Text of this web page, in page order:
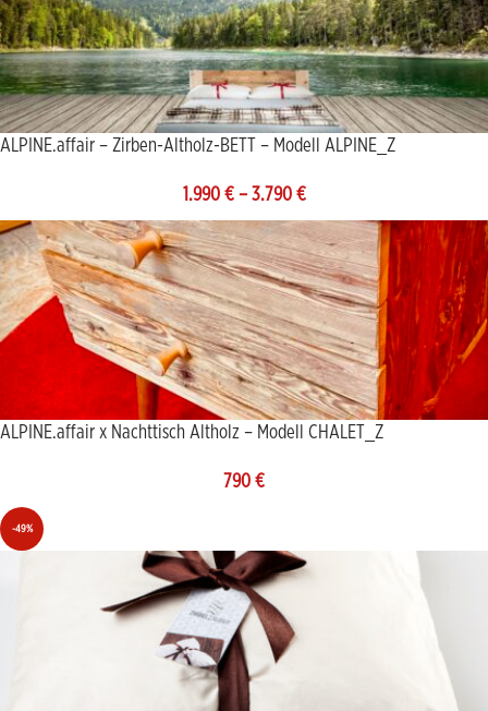
ALPINE.affair – Zirben-Altholz-BETT – Modell ALPINE_Z
1.990 €– 3.790 €
ALPINE.affair x Nachttisch Altholz – Modell CHALET_Z
790 €
-49%